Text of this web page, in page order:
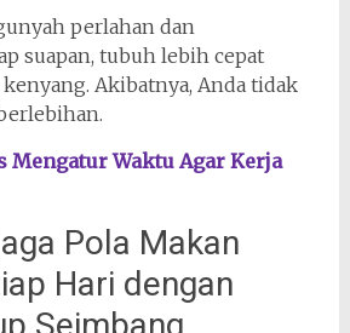
perlahan dan
suapan, tubuh lebih cepat
Akibatnya, Anda tidak
Mengatur Waktu Agar Kerja
Pola Makan
Hari dengan
Seimbang